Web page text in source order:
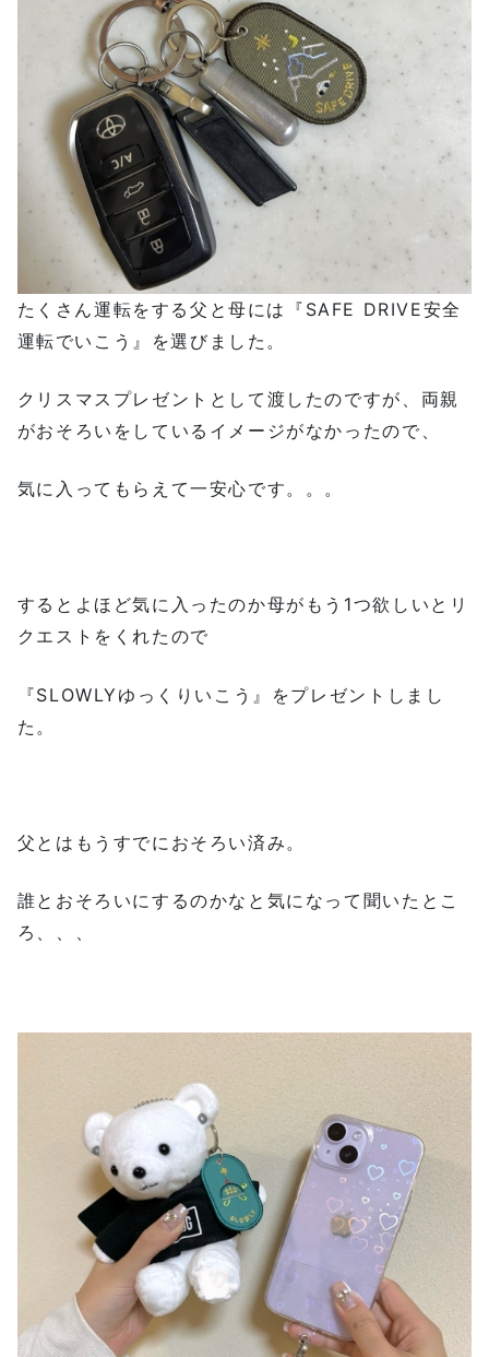
たくさん運転をする父と母には『SAFE DRIVE安全
運転でいこう』を選びました。
クリスマスプレゼントとして渡したのですが、両親
がおそろいをしているイメージがなかったので、
気に入ってもらえて一安心です。。。
するとよほど気に入ったのか母がもう1つ欲しいとリ
クエストをくれたので
『SLOWLYゆっくりいこう』をプレゼントしまし
た。
父とはもうすでにおそろい済み。
誰とおそろいにするのかなと気になって聞いたとこ
ろ、、、